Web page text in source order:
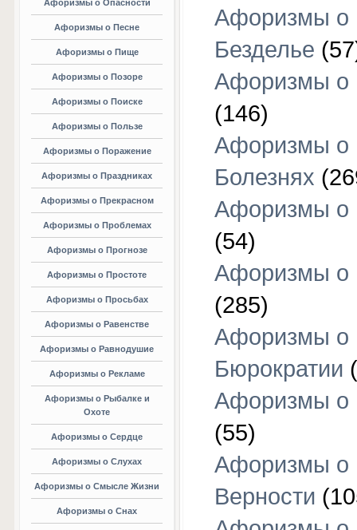
Афоризмы о Опасности
Афоризмы о Песне
Афоризмы о Пище
Афоризмы о Позоре
Афоризмы о Поиске
Афоризмы о Пользе
Афоризмы о Поражение
Афоризмы о Праздниках
Афоризмы о Прекрасном
Афоризмы о Проблемах
Афоризмы о Прогнозе
Афоризмы о Простоте
Афоризмы о Просьбах
Афоризмы о Равенстве
Афоризмы о Равнодушие
Афоризмы о Рекламе
Афоризмы о Рыбалке и
Охоте
Афоризмы о Сердце
Афоризмы о Слухах
Афоризмы о Смысле Жизни
Афоризмы о Снах
Афоризмы о
Безделье
Афоризмы о
(146)
Афоризмы о
Болезнях
Афоризмы о
(54)
Афоризмы о
(285)
Афоризмы о
Бюрократии
Афоризмы о
(55)
Афоризмы о
Верности